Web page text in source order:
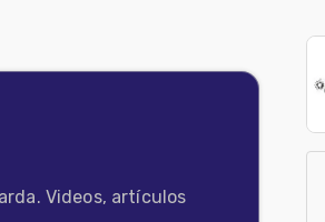
Videos, artículos